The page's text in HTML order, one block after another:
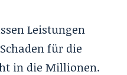
Leistungen
für die
in die Millionen.